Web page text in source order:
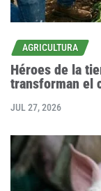
AGRICULTURA
Héroes de la
transforman el
JUL 27, 2026